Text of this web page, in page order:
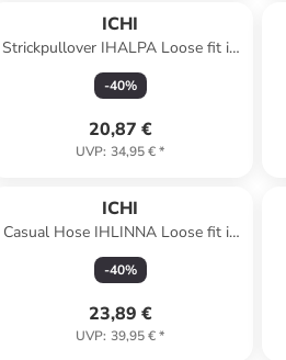
ICHI
Strickpullover IHALPA Loose fit in
Sandshell
-40%
20,87 €
UVP: 34,95 €*
ICHI
Casual Hose IHLINNA Loose fit in
Dark Navy
-40%
23,89 €
UVP: 39,95 €*